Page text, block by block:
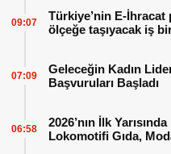
Türkiye’nin E-
ölçeğe taşıyacak iş
09:07
Geleceğin Kadın
Başvuruları Başladı
07:09
2026’nın İlk
Lokomotifi Gıda,
06:58